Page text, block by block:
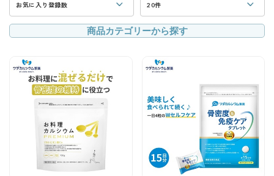
20件
お気に入り登録数
商品カテゴリーから探す